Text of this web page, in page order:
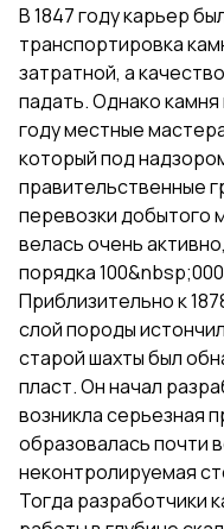
В 1847 году карьер
транспортировка
затратной, а
падать. Однако
году местные
который под
правительственные
перевозки добытого
велась очень
порядка
Приблизительно к
слой породы
старой шахты был
пласт. Он начал
возникла серьезная
образовалась почти
неконтролируемая
Тогда разработчики